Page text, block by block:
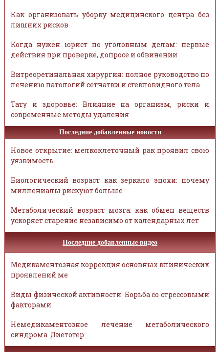
Как организовать уборку медицинского центра без
лишних рисков
Когда нужен юрист по уголовным делам: первые
действия при проверке, допросе и обвинении
Витреоретинальная хирургия: полное руководство по
лечению патологий сетчатки и стекловидного тела
Тату и здоровье: Влияние на организм, риски и
современные методы удаления
Последние добавленные новости
Новое открытие: мелкоклеточный рак проявил свою
уязвимость
Биологический возраст как зеркало эпохи: почему
миллениалы рискуют больше
Метаболический возраст мозга: как обмен веществ
ускоряет старение независимо от календарных лет
Последние добавленные видео
Медикаментозная коррекция основных клинических
проявлений ме
Виды физической активности. Борьба со стрессовыми
факторами.
Немедикаментозное лечение метаболического
синдрома. Диетотер